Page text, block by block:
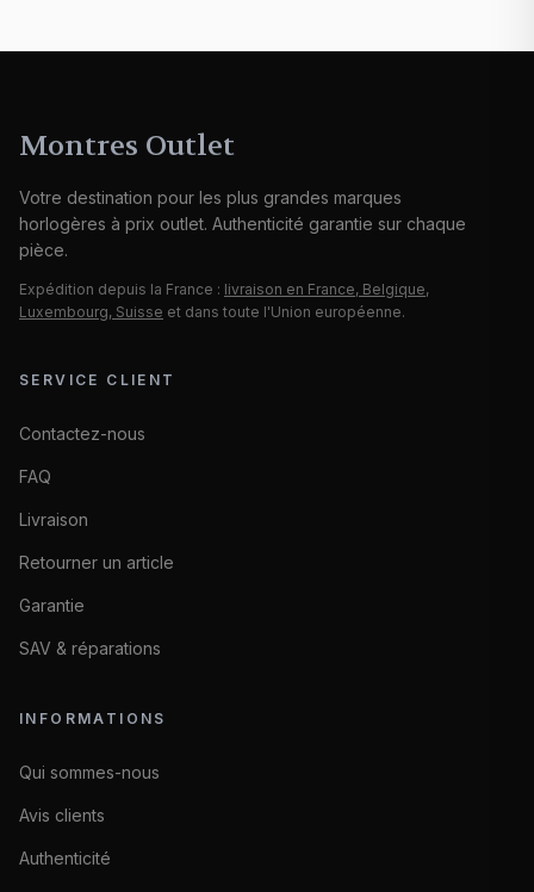
Montres Outlet
Votre destination pour les plus grandes marques
horlogères à prix outlet. Authenticité garantie sur chaque
pièce.
Expédition depuis la France : livraison en France, Belgique,
Luxembourg, Suisse et dans toute l'Union européenne.
SERVICE CLIENT
Contactez-nous
FAQ
Livraison
Retourner un article
Garantie
SAV & réparations
INFORMATIONS
Qui sommes-nous
Avis clients
Authenticité